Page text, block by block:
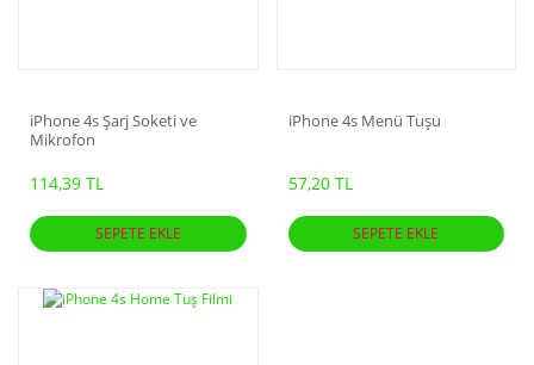
iPhone 4s Şarj Soketi ve
Mikrofon
114,39 TL
SEPETE EKLE
iPhone 4s Menü Tuşu
57,20 TL
SEPETE EKLE